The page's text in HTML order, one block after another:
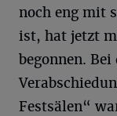
noch eng mit
ist, hat jetzt
begonnen.
Festsälen“